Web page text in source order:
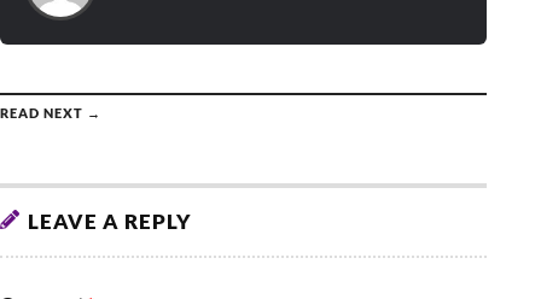
READ NEXT →
LEAVE A REPLY